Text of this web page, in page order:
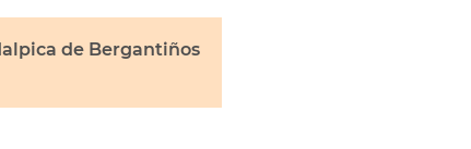
de Bergantiños